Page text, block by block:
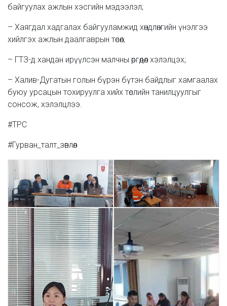
байгуулах ажлын хэсгийн мэдээлэл;
– Хаягдал хадгалах байгууламжид хөндлөнгийн үнэлгээ
хийлгэх ажлын даалгаврын төсөл;
– ГТЗ-д хандан ирүүлсэн малчны өргөдөл хэлэлцэх;
– Халив-Дугатын голын бүрэн бүтэн байдлыг хамгаалах
буюу урсацын тохируулга хийх төслийн танилцуулгыг
сонсож, хэлэлцлээ.
#TPC
#Гурван_талт_зөвлөл